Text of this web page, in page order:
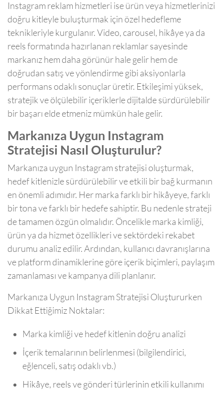
Instagram reklam hizmetleri ise ürün veya hizmetlerinizi
doğru kitleyle buluşturmak için özel hedefleme
teknikleriyle kurgulanır. Video, carousel, hikâye ya da
reels formatında hazırlanan reklamlar sayesinde
markanız hem daha görünür hale gelir hem de
doğrudan satış ve yönlendirme gibi aksiyonlarla
performans odaklı sonuçlar üretir. Etkileşimi yüksek,
stratejik ve ölçülebilir içeriklerle dijitalde sürdürülebilir
bir başarı elde etmeniz mümkün hale gelir.
Markanıza Uygun Instagram
Stratejisi Nasıl Oluşturulur?
Markanıza uygun Instagram stratejisi oluşturmak,
hedef kitlenizle sürdürülebilir ve etkili bir bağ kurmanın
en önemli adımıdır. Her marka farklı bir hikâyeye, farklı
bir tona ve farklı bir hedefe sahiptir. Bu nedenle strateji
de tamamen özgün olmalıdır. Öncelikle marka kimliği,
ürün ya da hizmet özellikleri ve sektördeki rekabet
durumu analiz edilir. Ardından, kullanıcı davranışlarına
ve platform dinamiklerine göre içerik biçimleri, paylaşım
zamanlaması ve kampanya dili planlanır.
Markanıza Uygun Instagram Stratejisi Oluştururken
Dikkat Ettiğimiz Noktalar:
Marka kimliği ve hedef kitlenin doğru analizi
İçerik temalarının belirlenmesi (bilgilendirici,
eğlenceli, satış odaklı vb.)
Hikâye, reels ve gönderi türlerinin etkili kullanımı